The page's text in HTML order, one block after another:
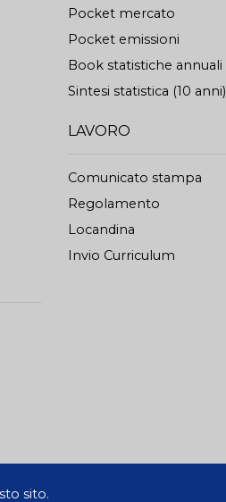
Pocket mercato
Pocket emissioni
Book statistiche annuali
Sintesi statistica (10 anni)
LAVORO
Comunicato stampa
Regolamento
Locandina
Invio Curriculum
sito.